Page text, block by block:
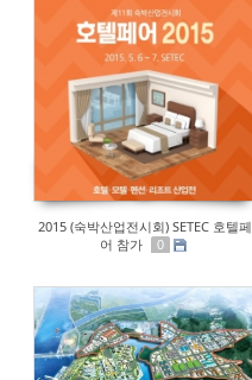
2015 (숙박산업전시회) SETEC 호텔페
어 참가
0